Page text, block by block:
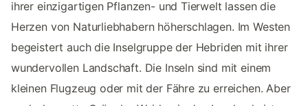
ihrer einzigartigen Pflanzen- und Tierwelt lassen die
Herzen von Naturliebhabern höherschlagen. Im Westen
begeistert auch die Inselgruppe der Hebriden mit ihrer
wundervollen Landschaft. Die Inseln sind mit einem
kleinen Flugzeug oder mit der Fähre zu erreichen. Aber